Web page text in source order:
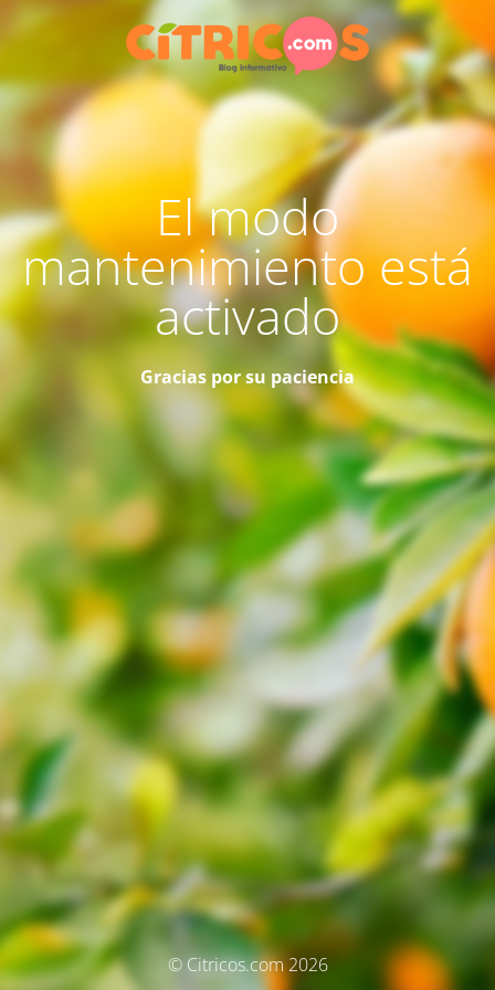
El modo
mantenimiento está
activado
Gracias por su paciencia
© Citricos.com 2026